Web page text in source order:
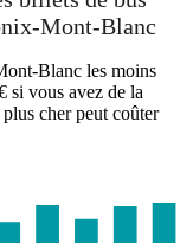
Mont-Blanc
Blanc les moins
si vous avez de la
cher peut coûter